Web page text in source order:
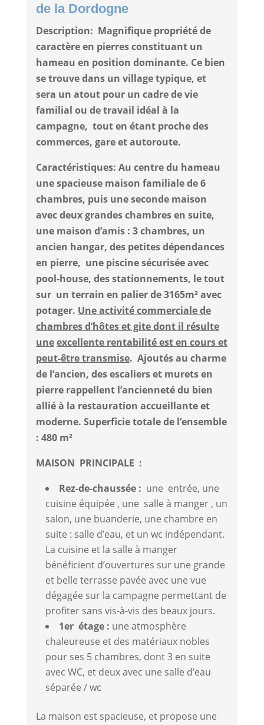
de la Dordogne
Description: Magnifique propriété de
caractère en pierres constituant un
hameau en position dominante. Ce bien
se trouve dans un village typique, et
sera un atout pour un cadre de vie
familial ou de travail idéal à la
campagne, tout en étant proche des
commerces, gare et autoroute.
Caractéristiques: Au centre du hameau
une spacieuse maison familiale de 6
chambres, puis une seconde maison
avec deux grandes chambres en suite,
une maison d’amis : 3 chambres, un
ancien hangar, des petites dépendances
en pierre, une piscine sécurisée avec
pool-house, des stationnements, le tout
sur un terrain en palier de 3165m² avec
potager. Une activité commerciale de
chambres d’hôtes et gite dont il résulte
uneexcellente rentabilité est en cours et
peut-être transmise. Ajoutés au charme
de l’ancien, des escaliers et murets en
pierre rappellent l’ancienneté du bien
allié à la restauration accueillante et
moderne. Superficie totale de l’ensemble
: 480 m²
MAISON PRINCIPALE :
Rez-de-chaussée : une entrée, une
cuisine équipée , une salle à manger , un
salon, une buanderie, une chambre en
suite : salle d’eau, et un wc indépendant.
La cuisine et la salle à manger
bénéficient d’ouvertures sur une grande
et belle terrasse pavée avec une vue
dégagée sur la campagne permettant de
profiter sans vis-à-vis des beaux jours.
1er étage : une atmosphère
chaleureuse et des matériaux nobles
pour ses 5 chambres, dont 3 en suite
avec WC, et deux avec une salle d’eau
séparée / wc
La maison est spacieuse, et propose une